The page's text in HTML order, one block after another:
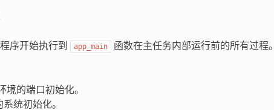
序开始执行到 app_main
函数在主任务内部运行前的所有过程
境的端口初始化。
统初始化。